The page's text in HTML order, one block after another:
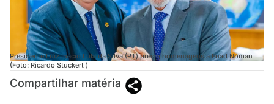
Presidente Luiz Inácio Lula da Silva (PT) presta homenagens a Fuad Noman
(Foto: Ricardo Stuckert )
Compartilhar matéria